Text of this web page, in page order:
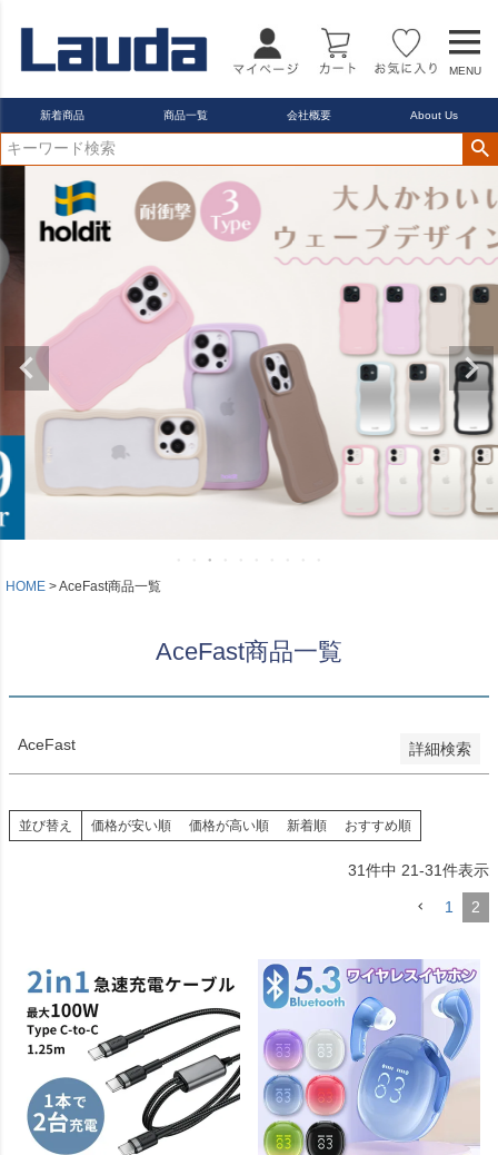
MENU
新着商品 商品一覧 会社概要 About Us
HOME AceFast商品一覧
AceFast商品一覧
AceFast 詳細検索
レッド
ブルー
イエロー
在庫なし商品
在庫なし商品を表示しない
バンドル販売
予約商品
予約商品のみを表示
並び順
価格が高い順
キーワードヒット順
検索
並び替え 価格が安い順 価格が高い順 新着順 おすすめ順
31件中 21-31件表示
1 2